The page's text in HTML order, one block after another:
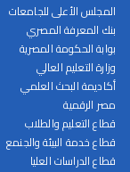
المجلس الأعلى للجامعات
بنك المعرفة المصري
بوابة الحكومة المصرية
وزارة التعليم العالي
أكاديمة البحث العلمي
مصر الرقمية
قطاع التعليم والطلاب
قطاع خدمة البيئة والجنمع
قطاع الدراسات العليا